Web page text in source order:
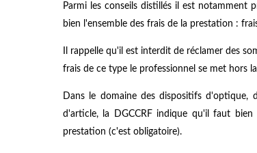
Parmi les conseils distillés il est notamment
bien l'ensemble des frais de la prestation :
Il rappelle qu'il est interdit de réclamer des
frais de ce type le professionnel se met hors
Dans le domaine des dispositifs d'optique,
d'article, la DGCCRF indique qu'il faut
prestation (c'est obligatoire).